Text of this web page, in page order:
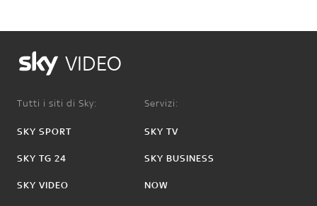
VIDEO
Tutti i siti di Sky:
SKY SPORT
SKY TG 24
SKY VIDEO
Servizi:
SKY TV
SKY BUSINESS
NOW